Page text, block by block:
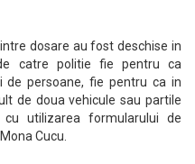
dosare au fost deschise in
catre politie fie pentru ca
de persoane, fie pentru ca in
de doua vehicule sau partile
utilizarea formularului de
Cucu.